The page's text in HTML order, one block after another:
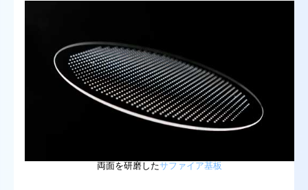
両面を研磨したサファイア基板